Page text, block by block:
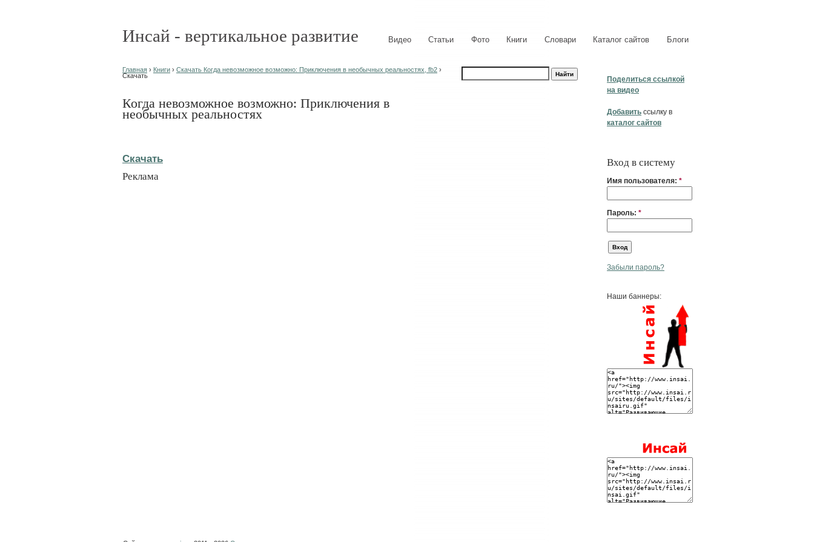
Инсай - вертикальное развитие Видео Статьи Фото Книги Словари Каталог сайтов Блоги
Поделиться ссылкой
на видео
Добавить ссылку в
каталог сайтов
Вход в систему
Имя пользователя: *
Пароль: *
Забыли пароль?
Наши баннеры:
Главная › Книги › Скачать Когда невозможное возможно: Приключения в необычных реальностях, fb2 ›
Скачать
Когда невозможное возможно: Приключения в
необычных реальностях
Скачать
Реклама